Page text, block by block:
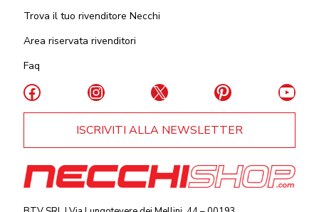
Trova il tuo rivenditore Necchi
Area riservata rivenditori
Faq
FacebookInstagram
X Pinterest
ISCRIVITI ALLA NEWSLETTER